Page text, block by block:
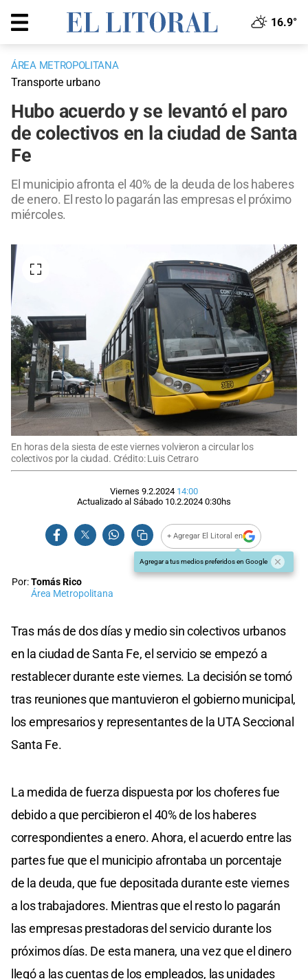
16.9°
ÁREA METROPOLITANA
Transporte urbano
Hubo acuerdo y se levantó el paro
de colectivos en la ciudad de Santa
Fe
El municipio afronta el 40% de la deuda de los haberes
de enero. El resto lo pagarán las empresas el próximo
miércoles.
En horas de la siesta de este viernes volvieron a circular los
colectivos por la ciudad. Crédito: Luis Cetraro
Viernes 9.2.2024 14:00
Actualizado al Sábado 10.2.2024 0:30hs
+ Agregar El Litoral en
Agregar a tus medios preferidos en Google
Por:Tomás Rico
Área Metropolitana
Tras más de dos días y medio sin colectivos urbanos
en la ciudad de Santa Fe, el servicio se empezó a
restablecer durante este viernes. La decisión se tomó
tras reuniones que mantuvieron el gobierno municipal,
los empresarios y representantes de la UTA Seccional
Santa Fe.
La medida de fuerza dispuesta por los choferes fue
debido a que percibieron el 40% de los haberes
correspondientes a enero. Ahora, el acuerdo entre las
partes fue que el municipio afrontaba un porcentaje
de la deuda, que fue depositada durante este viernes
a los trabajadores. Mientras que el resto lo pagarán
las empresas prestadoras del servicio durante los
próximos días. De esta manera, una vez que el dinero
llegó a las cuentas de los empleados, las unidades